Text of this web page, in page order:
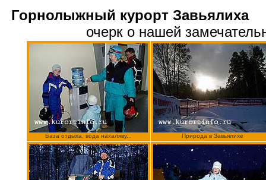
Горнолыжный курорт Завьялиха
очерк о нашей
База отдыха, вода нахаляву... Природа в Завьялихе